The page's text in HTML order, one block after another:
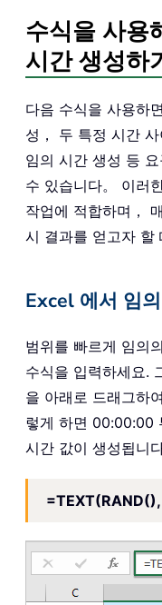
수식을 사용
시간 생성하
다음 수식을 사용하
성， 두 특정 시간
임의 시간 생성 등
수 있습니다。 이러
작업에 적합하며，
시 결과를 얻고자 할
Excel 에서 임
범위를 빠르게 임의
수식을 입력하세요.
을 아래로 드래그하
렇게 하면 00:00:00
시간 값이 생성됩니다